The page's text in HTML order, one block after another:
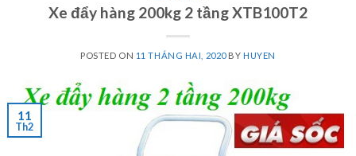
Xe đẩy hàng 200kg 2 tầng XTB100T2
POSTED ON 11 THÁNG HAI, 2020BYHUYEN
11
Th2